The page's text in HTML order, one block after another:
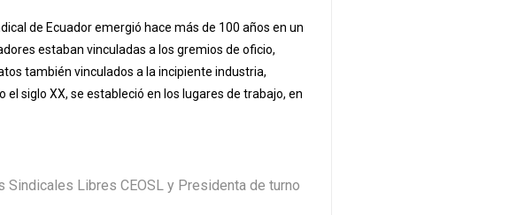
de Ecuador emergió hace más de 100 años en un
estaban vinculadas a los gremios de oficio,
también vinculados a la incipiente industria,
siglo XX, se estableció en los lugares de trabajo, en
Sindicales Libres CEOSL y Presidenta de turno